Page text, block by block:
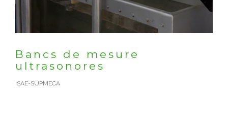
Bancs de mesure
ultrasonores
ISAE-SUPMECA